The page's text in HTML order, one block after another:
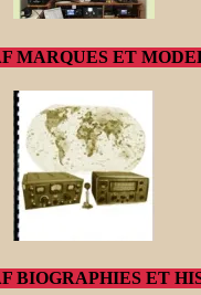
MARQUES ET
BIOGRAPHIES ET